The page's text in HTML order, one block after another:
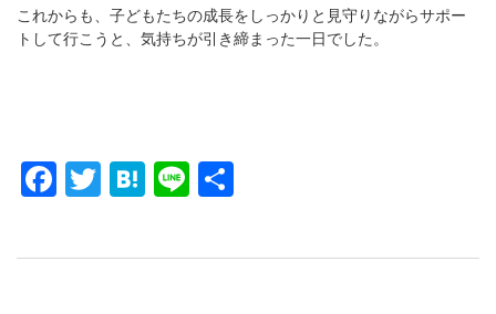
これからも、子どもたちの成長をしっかりと見守りながらサポー
トして行こうと、気持ちが引き締まった一日でした。
F
c
T
tt
H
e
Li
e